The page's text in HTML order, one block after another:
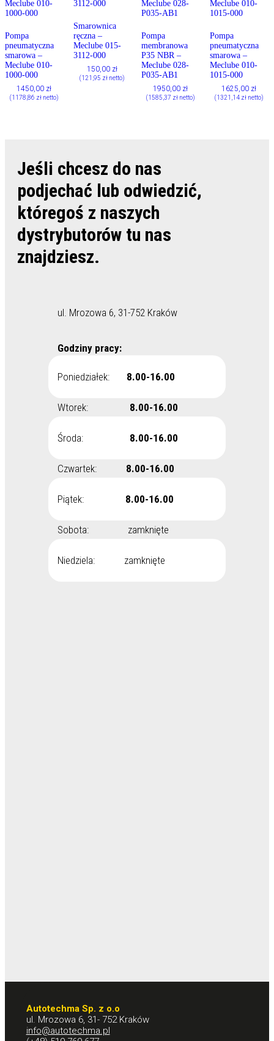
Pompa
pneumatyczna
smarowa –
Meclube 010-
1000-000
1450,00 zł
(1178,86 złnetto)
Smarownica
ręczna –
Meclube 015-
3112-000
150,00 zł
(121,95 zł netto)
Pompa
membranowa
P35 NBR –
Meclube 028-
P035-AB1
1950,00 zł
(1585,37 złnetto)
Pompa
pneumatyczna
smarowa –
Meclube 010-
1015-000
1625,00 zł
(1321,14 złnetto)
Jeśli chcesz do nas
podjechać lub odwiedzić,
któregoś z naszych
dystrybutorów tu nas
znajdziesz.
ul. Mrozowa 6, 31-752 Kraków
Godziny pracy:
Poniedziałek: 8.00-16.00
Wtorek: 8.00-16.00
Środa: 8.00-16.00
Czwartek: 8.00-16.00
Piątek: 8.00-16.00
Sobota: zamknięte
Niedziela: zamknięte
Autotechma Sp. z o.o
ul. Mrozowa 6, 31- 752 Kraków
info@autotechma.pl